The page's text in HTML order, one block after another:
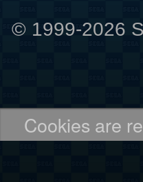
© 1999-2026
Cookies are